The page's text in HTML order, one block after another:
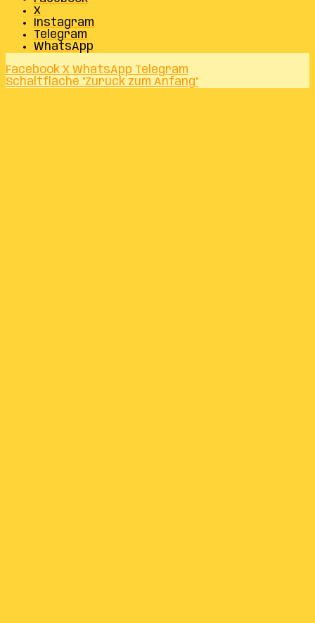
X
Instagram
Telegram
WhatsApp
Facebook X WhatsApp Telegram
Schaltfläche "Zurück zum Anfang"